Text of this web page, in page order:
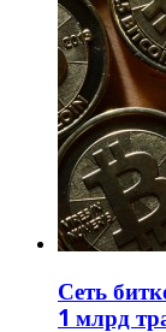
Сеть
1 млрд